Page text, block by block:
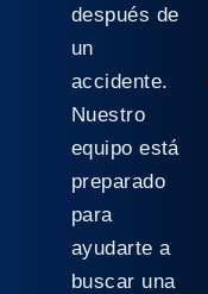
después de
un
accidente.
Nuestro
equipo está
preparado
para
ayudarte a
buscar una